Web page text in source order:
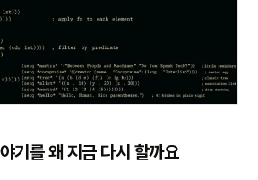
기를 왜 지금 다시 할까요